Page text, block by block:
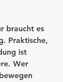
braucht es
Praktische,
ist
Wer